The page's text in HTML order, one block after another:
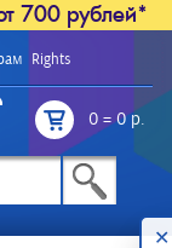
700 рублей*
Rights
Войти
0=0 р.
✕